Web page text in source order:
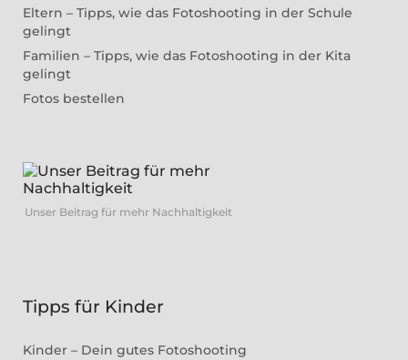
Eltern – Tipps, wie das Fotoshooting in der Schule
gelingt
Familien – Tipps, wie das Fotoshooting in der Kita
gelingt
Fotos bestellen
Unser Beitrag für mehr Nachhaltigkeit
Tipps für Kinder
Kinder – Dein gutes Fotoshooting